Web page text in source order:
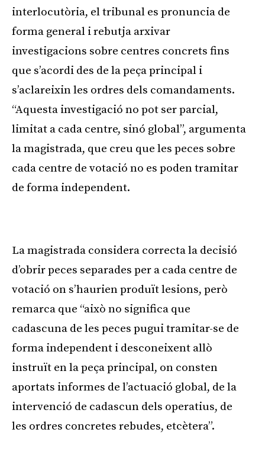
interlocutòria, el tribunal es pronuncia de
forma general i rebutja arxivar
investigacions sobre centres concrets fins
que s’acordi des de la peça principal i
s’aclareixin les ordres dels comandaments.
“Aquesta investigació no pot ser parcial,
limitat a cada centre, sinó global”, argumenta
la magistrada, que creu que les peces sobre
cada centre de votació no es poden tramitar
de forma independent.
La magistrada considera correcta la decisió
d’obrir peces separades per a cada centre de
votació on s’haurien produït lesions, però
remarca que “això no significa que
cadascuna de les peces pugui tramitar-se de
forma independent i desconeixent allò
instruït en la peça principal, on consten
aportats informes de l’actuació global, de la
intervenció de cadascun dels operatius, de
les ordres concretes rebudes, etcètera”.